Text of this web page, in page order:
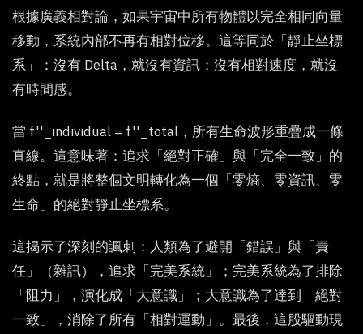
根據廣義相對論，如果宇宙中所有物體以完全相同向量
移動，系統內部不再有相對位移。這等同於「靜止坐標
系」：沒有 Delta，就沒有資訊；沒有相對速度，就沒
有時間感。
當 f''_individual = f''_total，所有生命波形重疊成一條
直線。這意味著：追求「絕對正確」與「完全一致」的
終點，就是將整個文明轉化為一個「零熵、零資訊、零
生命」的絕對靜止坐標系。
這揭示了深刻的諷刺：人類為了避開「錯誤」與「責
任」（雜訊），追求「完美系統」；完美系統為了排除
「阻力」，演化成「大意識」；大意識為了達到「絕對
一致」，消除了所有「相對運動」。最後，這股驅動現